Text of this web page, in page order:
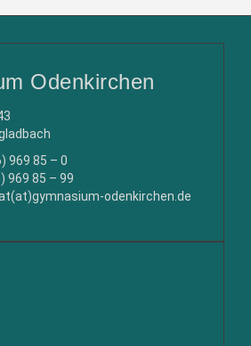
Odenkirchen
969 85 – 0
969 85 – 99
odenkirchen.de